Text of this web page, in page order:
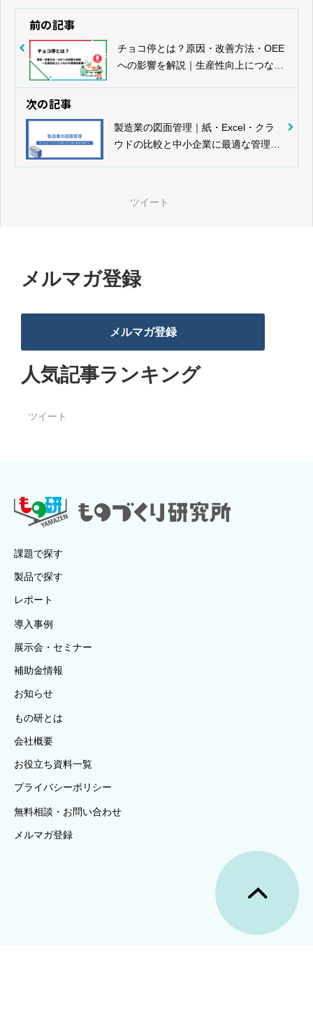
前の記事
チョコ停とは？原因・改善方法・OEE
への影響を解説｜生産性向上につなげ
次の記事
製造業の図面管理｜紙・Excel・クラ
ウドの比較と中小企業に最適な管理方
ツイート
メルマガ登録
メルマガ登録
人気記事ランキング
ツイート
課題で探す
製品で探す
レポート
導入事例
展示会・セミナー
補助金情報
お知らせ
もの研とは
会社概要
お役立ち資料一覧
プライバシーポリシー
無料相談・お問い合わせ
メルマガ登録